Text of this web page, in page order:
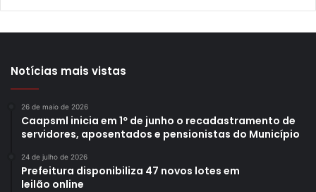
Notícias mais vistas
26 de maio de 2026
Caapsml inicia em 1º de junho o recadastramento de
servidores, aposentados e pensionistas do Município
24 de julho de 2026
Prefeitura disponibiliza 47 novos lotes em
leilão online